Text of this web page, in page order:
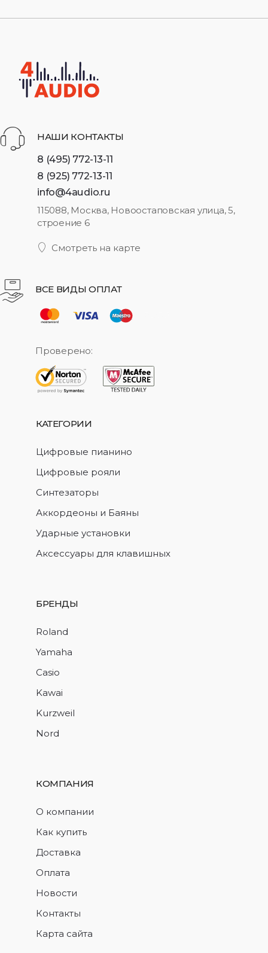
НАШИ КОНТАКТЫ
8 (495) 772-13-11
8 (925) 772-13-11
info@4audio.ru
115088, Москва, Новоостаповская улица, 5,
строение 6
Смотреть на карте
ВСЕ ВИДЫ ОПЛАТ
Проверено:
КАТЕГОРИИ
Цифровые пианино
Цифровые рояли
Синтезаторы
Аккордеоны и Баяны
Ударные установки
Аксессуары для клавишных
БРЕНДЫ
Roland
Yamaha
Casio
Kawai
Kurzweil
Nord
КОМПАНИЯ
О компании
Как купить
Доставка
Оплата
Новости
Контакты
Карта сайта